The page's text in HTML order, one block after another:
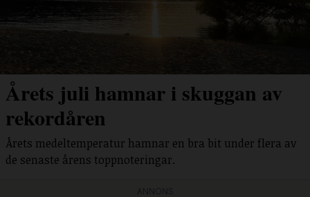
Årets juli hamnar i skuggan av
rekordåren
Årets medeltemperatur hamnar en bra bit under flera av
de senaste årens toppnoteringar.